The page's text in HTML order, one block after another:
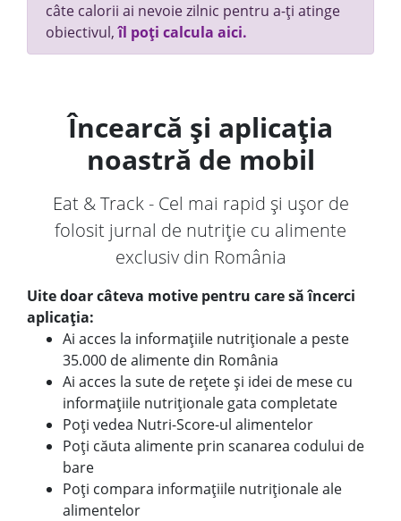
câte calorii ai nevoie zilnic pentru a-ți atinge
obiectivul,îl poți calcula aici.
Încearcă și aplicația
noastră de mobil
Eat & Track - Cel mai rapid și ușor de
folosit jurnal de nutriție cu alimente
exclusiv din România
Uite doar câteva motive pentru care să încerci
aplicația:
Ai acces la informațiile nutriționale a peste
35.000 de alimente din România
Ai acces la sute de rețete și idei de mese cu
informațiile nutriționale gata completate
Poți vedea Nutri-Score-ul alimentelor
Poți căuta alimente prin scanarea codului de
bare
Poți compara informațiile nutriționale ale
alimentelor